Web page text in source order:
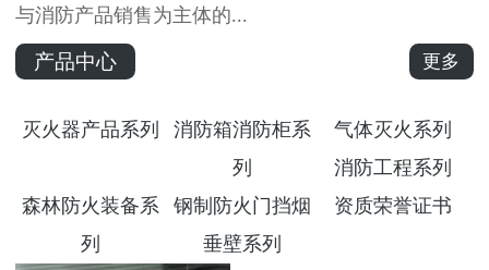
与消防产品销售为主体的...
更多
产品中心
灭火器产品系列
消防箱消防柜系
列
气体灭火系列
消防工程系列
森林防火装备系
列
钢制防火门挡烟
垂壁系列
资质荣誉证书